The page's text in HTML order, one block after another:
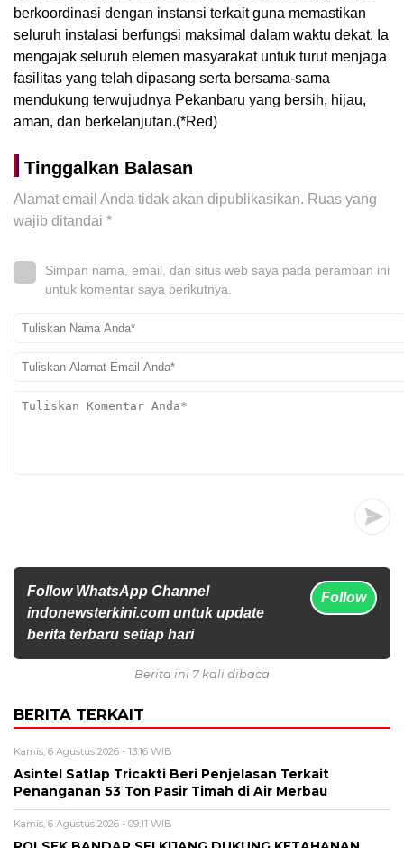
berkoordinasi dengan instansi terkait guna memastikan
seluruh instalasi berfungsi maksimal dalam waktu dekat. Ia
mengajak seluruh elemen masyarakat untuk turut menjaga
fasilitas yang telah dipasang serta bersama-sama
mendukung terwujudnya Pekanbaru yang bersih, hijau,
aman, dan berkelanjutan.(*Red)
Tinggalkan Balasan
Alamat email Anda tidak akan dipublikasikan. Ruas yang
wajib ditandai *
Simpan nama, email, dan situs web saya pada peramban ini
untuk komentar saya berikutnya.
Follow WhatsApp Channel
indonewsterkini.com untuk update
berita terbaru setiap hari
Follow
Berita ini 7 kali dibaca
BERITA TERKAIT
Kamis, 6 Agustus 2026 - 13:16 WIB
Asintel Satlap Tricakti Beri Penjelasan Terkait
Penanganan 53 Ton Pasir Timah di Air Merbau
Kamis, 6 Agustus 2026 - 09:11 WIB